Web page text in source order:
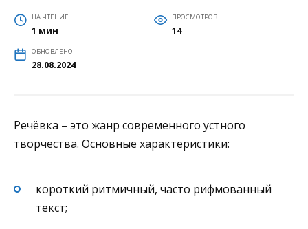
НА ЧТЕНИЕ
1 мин
ПРОСМОТРОВ
14
ОБНОВЛЕНО
28.08.2024
Речёвка – это жанр современного устного
творчества. Основные характеристики:
короткий ритмичный, часто рифмованный
текст;